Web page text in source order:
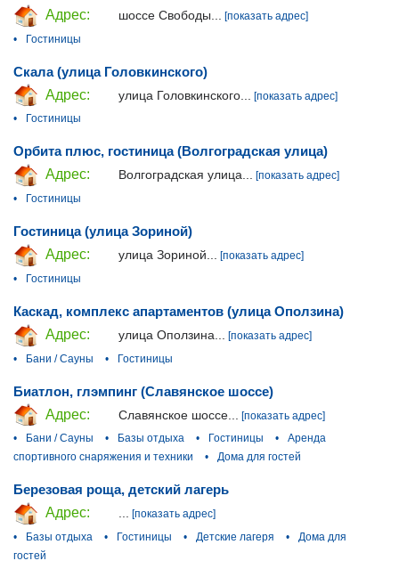
Адрес:
шоссе Свободы...
[показать адрес]
•
Гостиницы
Скала (улица Головкинского)
Адрес:
улица Головкинского...
[показать адрес]
•
Гостиницы
Орбита плюс, гостиница (Волгоградская улица)
Адрес:
Волгоградская улица... [показать адрес]
•
Гостиницы
Гостиница (улица Зориной)
Адрес:
улица Зориной...
[показать адрес]
•
Гостиницы
Каскад, комплекс апартаментов (улица Оползина)
Адрес:
улица Оползина...
[показать адрес]
•
Бани / Сауны • Гостиницы
Биатлон, глэмпинг (Славянское шоссе)
Адрес:
Славянское шоссе...
[показать адрес]
•
Бани / Сауны • Базы отдыха • Гостиницы •
Аренда
спортивного снаряжения и техники
• Дома для гостей
Березовая роща, детский лагерь
Адрес:
... [показать адрес]
•
Базы отдыха • Гостиницы • Детские лагеря •
Дома для
гостей